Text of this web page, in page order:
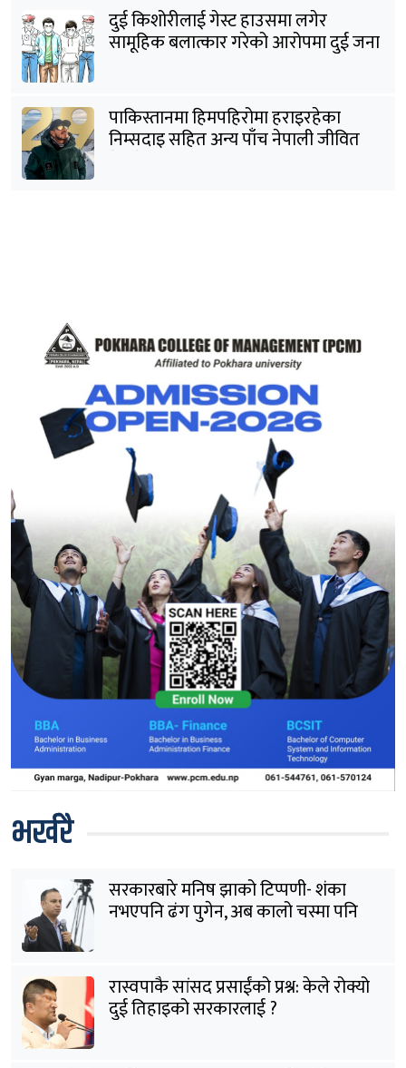
दुई किशोरीलाई गेस्ट हाउसमा लगेर
सामूहिक बलात्कार गरेको आरोपमा दुई जना
पक्राउ
पाकिस्तानमा हिमपहिरोमा हराइरहेका
निम्सदाइ सहित अन्य पाँच नेपाली जीवित
भेटिने आशा कमजोर, युक्तको शव निकालियो
भर्खरै
सरकारबारे मनिष झाको टिप्पणी- शंका
नभएपनि ढंग पुगेन, अब कालो चस्मा पनि
रास्वपाकै सांसद प्रसाईंको प्रश्न: केले रोक्यो
दुई तिहाइको सरकारलाई ?